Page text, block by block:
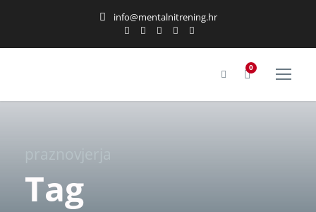
info@mentalnitrening.hr
0
Tag